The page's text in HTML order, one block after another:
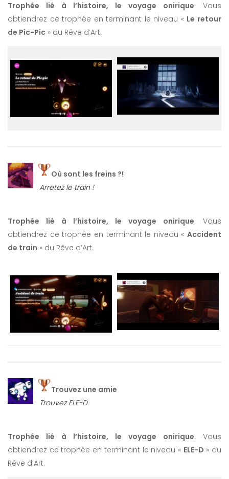
Trophée lié à l’histoire, le voyage onirique. Vous
obtiendrez ce trophée en terminant le niveau « Le retour
de Pic-Pic » du Rêve d’Art.
Où sont les freins ?!
Arrêtez le train !
Trophée lié à l’histoire, le voyage onirique. Vous
obtiendrez ce trophée en terminant le niveau « Accident
de train » du Rêve d’Art.
Trouvez une amie
Trouvez ELE-D.
Trophée lié à l’histoire, le voyage onirique. Vous
obtiendrez ce trophée en terminant le niveau « ELE-D » du
Rêve d’Art.